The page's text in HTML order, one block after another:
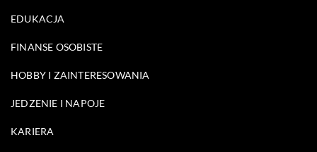
EDUKACJA
FINANSE OSOBISTE
HOBBY I ZAINTERESOWANIA
JEDZENIE I NAPOJE
KARIERA